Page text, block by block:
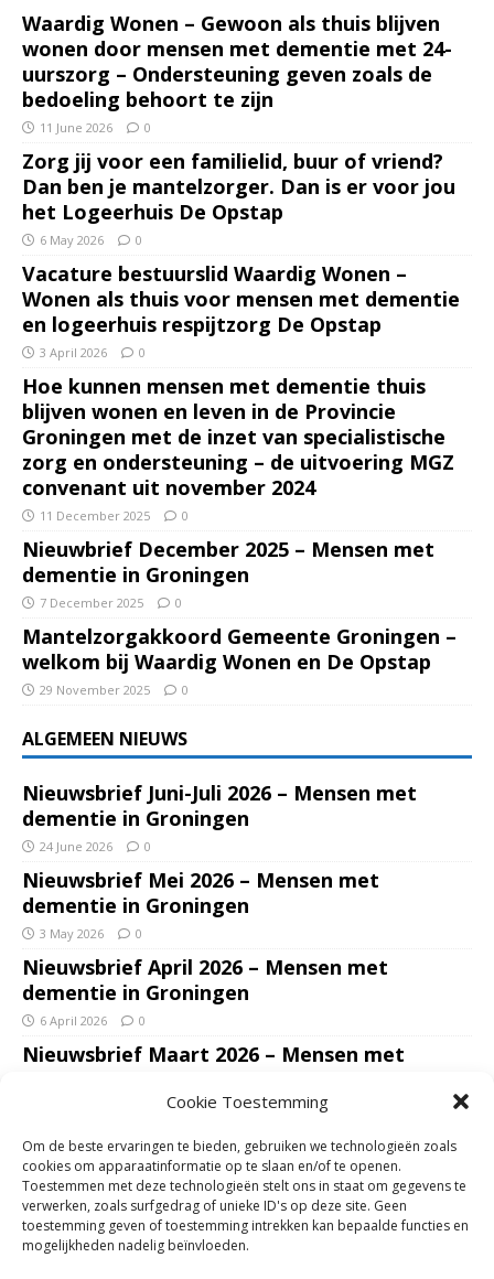
Cookie Toestemming
Om de beste ervaringen te bieden, gebruiken we technologieën zoals
cookies om apparaatinformatie op te slaan en/of te openen.
Toestemmen met deze technologieën stelt ons in staat om gegevens te
verwerken, zoals surfgedrag of unieke ID's op deze site. Geen
toestemming geven of toestemming intrekken kan bepaalde functies en
mogelijkheden nadelig beïnvloeden.
Waardig Wonen – Gewoon als thuis blijven
wonen door mensen met dementie met 24-
uurszorg – Ondersteuning geven zoals de
bedoeling behoort te zijn
11 June 2026 0
Zorg jij voor een familielid, buur of vriend?
Dan ben je mantelzorger. Dan is er voor jou
het Logeerhuis De Opstap
6 May 2026 0
Vacature bestuurslid Waardig Wonen –
Wonen als thuis voor mensen met dementie
en logeerhuis respijtzorg De Opstap
3 April 2026 0
Hoe kunnen mensen met dementie thuis
blijven wonen en leven in de Provincie
Groningen met de inzet van specialistische
zorg en ondersteuning – de uitvoering MGZ
convenant uit november 2024
11 December 2025 0
Nieuwbrief December 2025 – Mensen met
dementie in Groningen
7 December 2025 0
Mantelzorgakkoord Gemeente Groningen –
welkom bij Waardig Wonen en De Opstap
29 November 2025 0
ALGEMEEN NIEUWS
Nieuwsbrief Juni-Juli 2026 – Mensen met
dementie in Groningen
24 June 2026 0
Nieuwsbrief Mei 2026 – Mensen met
dementie in Groningen
3 May 2026 0
Nieuwsbrief April 2026 – Mensen met
dementie in Groningen
6 April 2026 0
Nieuwsbrief Maart 2026 – Mensen met
Nieuwsbrief Januari – Februari 2026 – Mensen
met dementie in Groningen
7 February 2026 0
Ondersteun mantelzorgers – gun hun een
adempauze in De Opstap. Inzamelingsactie